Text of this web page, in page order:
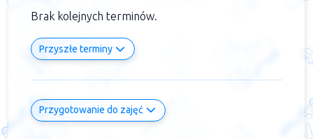
Brak kolejnych terminów.
Przyszłe terminy
Przygotowanie do zajęć